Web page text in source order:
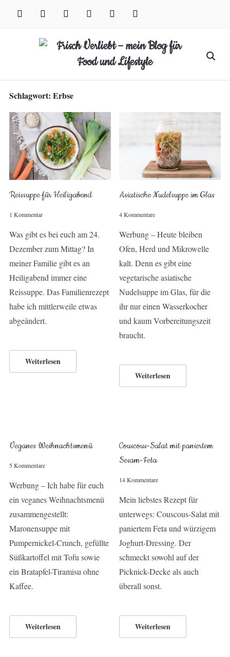
facebook instagram pinterest twitter xing youtube
Search
Schlagwort: Erbse
Reissuppe für Heiligabend
1 Kommentar
Was gibt es bei euch am 24.
Dezember zum Mittag? In
meiner Familie gibt es an
Heiligabend immer eine
Reissuppe. Das Familienrezept
habe ich mittlerweile etwas
abgeändert.
Weiterlesen
Asiatische Nudelsuppe im Glas
4 Kommentare
Werbung – Heute bleiben
Ofen, Herd und Mikrowelle
kalt. Denn es gibt eine
vegetarische asiatische
Nudelsuppe im Glas, für die
ihr nur einen Wasserkocher
und kaum Vorbereitungszeit
braucht.
Weiterlesen
Veganes Weihnachtsmenü
5 Kommentare
Werbung – Ich habe für euch
ein veganes Weihnachtsmenü
zusammengestellt:
Maronensuppe mit
Pumpernickel-Crunch, gefüllte
Süßkartoffel mit Tofu sowie
ein Bratapfel-Tiramisu ohne
Kaffee.
Weiterlesen
Couscous-Salat mit paniertem
Sesam-Feta
14 Kommentare
Mein liebstes Rezept für
unterwegs: Couscous-Salat mit
paniertem Feta und würzigem
Joghurt-Dressing. Der
schmeckt sowohl auf der
Picknick-Decke als auch
überall sonst.
Weiterlesen